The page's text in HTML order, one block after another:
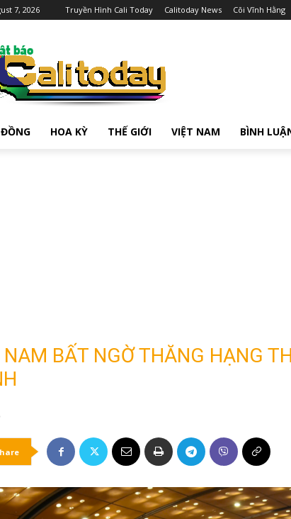
7, 2026 Truyền Hình Cali Today Calitoday News Cõi Vĩnh Hằng
HOA KỲ THẾ GIỚI VIỆT NAM BÌNH
BẤT NGỜ THĂNG HẠNG